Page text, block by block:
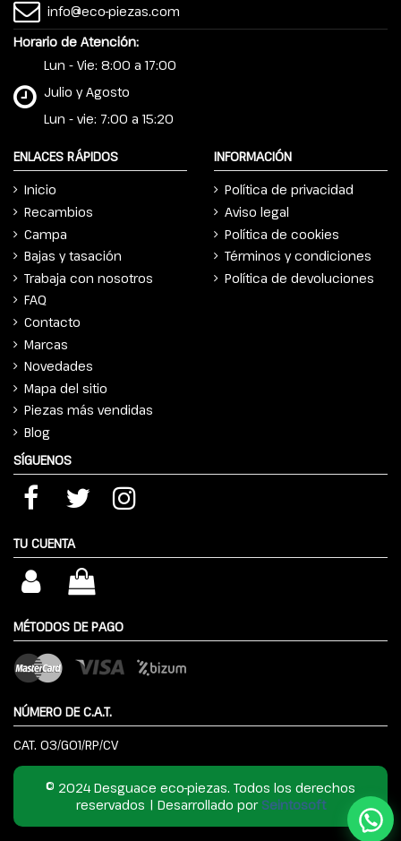
info@eco-piezas.com
Horario de Atención:
Lun - Vie: 8:00 a 17:00
Julio y Agosto
Lun - vie: 7:00 a 15:20
ENLACES RÁPIDOS
Inicio
Recambios
Campa
Bajas y tasación
Trabaja con nosotros
FAQ
Contacto
Marcas
Novedades
Mapa del sitio
Piezas más vendidas
Blog
INFORMACIÓN
Política de privacidad
Aviso legal
Política de cookies
Términos y condiciones
Política de devoluciones
SÍGUENOS
TU CUENTA
MÉTODOS DE PAGO
NÚMERO DE C.A.T.
CAT. 03/G01/RP/CV
© 2024 Desguace eco-piezas. Todos los derechos
reservados | Desarrollado por Seintosoft